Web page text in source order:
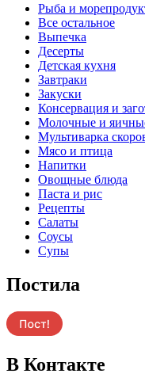
Pыба и
Все остальное
Выпечка
Десерты
Детская кухня
Завтраки
Закуски
Консервация и
Молочные и
Мультиварка
Мясо и птица
Напитки
Овощные блюда
Паста и рис
Рецепты
Салаты
Соусы
Супы
Постила
В Контакте